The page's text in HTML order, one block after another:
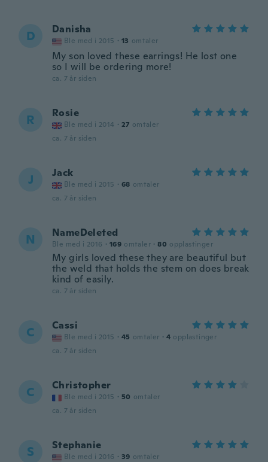
D Danisha
Ble med i 2015 · 13 omtaler
My son loved these earrings! He lost one
so I will be ordering more!
ca. 7 år siden
R Rosie
Ble med i 2014 · 27 omtaler
ca. 7 år siden
J Jack
Ble med i 2015 · 68 omtaler
ca. 7 år siden
N NameDeleted
Ble med i 2016 · 169 omtaler · 80 opplastinger
My girls loved these they are beautiful but
the weld that holds the stem on does break
kind of easily.
ca. 7 år siden
C Cassi
Ble med i 2015 · 45 omtaler · 4 opplastinger
ca. 7 år siden
C Christopher
Ble med i 2015 · 50 omtaler
ca. 7 år siden
S Stephanie
Ble med i 2016 · 39 omtaler